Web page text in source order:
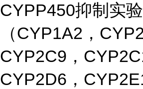
CYPP450抑制实验
（CYP1A2，
CYP2C9，
CYP2D6，